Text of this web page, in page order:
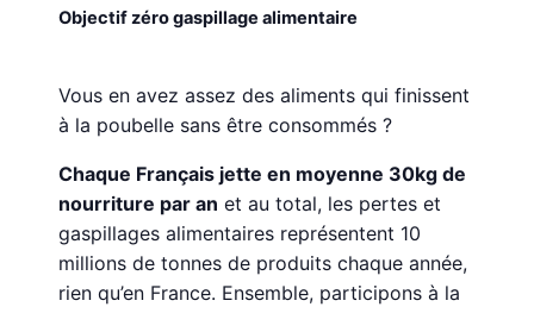
Objectif zéro gaspillage alimentaire
Vous en avez assez des aliments qui finissent
à la poubelle sans être consommés ?
Chaque Français jette en moyenne 30kg de
nourriture par an et au total, les pertes et
gaspillages alimentaires représentent 10
millions de tonnes de produits chaque année,
rien qu’en France. Ensemble, participons à la